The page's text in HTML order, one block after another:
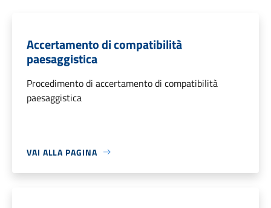
Accertamento di compatibilità
paesaggistica
Procedimento di accertamento di compatibilità
paesaggistica
VAI ALLA PAGINA